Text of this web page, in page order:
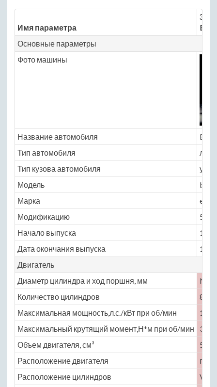
Имя параметра
Основные параметры
Фото машины
Название автомобиля
Тип автомобиля
Тип кузова автомобиля
Модель
Марка
Модификацию
5.0
Начало выпуска
1977
Дата окончания выпуска
1990
Двигатель
Диаметр цилиндра и ход поршня, мм
No
Количество цилиндров
8
Максимальная мощность,л.с./кВт при об/мин
142
Максимальный крутящий момент,Н*м при об/мин
336
Объем двигателя, см³
5032
Расположение двигателя
Расположение цилиндров
V-